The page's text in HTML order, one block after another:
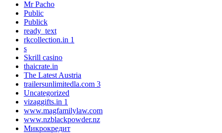
Mr Pacho
Public
Publick
ready_text
rkcollection.in 1
s
Skrill casino
thaicrate.in
The Latest Austria
trailersunlimitedla.com 3
Uncategorized
vizaggifts.in 1
www.magfamilylaw.com
www.nzblackpowder.nz
Микрокредит